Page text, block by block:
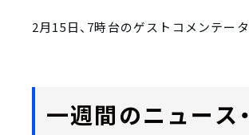
2月15日、7時台のゲストコメンテー
一週間のニュース